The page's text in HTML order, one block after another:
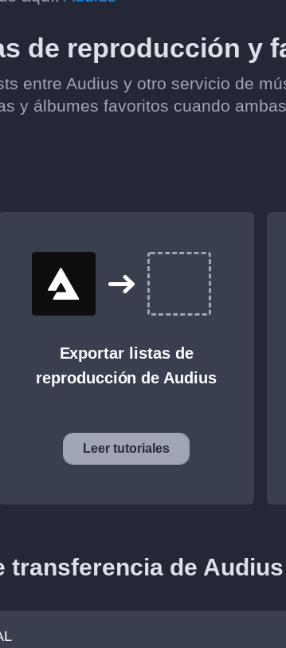
de reproducción y
entre Audius y otro servicio de
y álbumes favoritos cuando
Exportar listas de
reproducción de Audius
Leer tutoriales
transferencia de Audius